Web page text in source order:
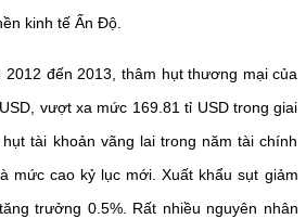
kinh tế Ấn Độ.
đến 2013, thâm hụt thương mại của
vượt xa mức 169.81 tỉ USD trong giai
tài khoản vãng lai trong năm tài chính
mức cao kỷ lục mới. Xuất khẩu sụt giảm
trưởng 0.5%. Rất nhiều nguyên nhân